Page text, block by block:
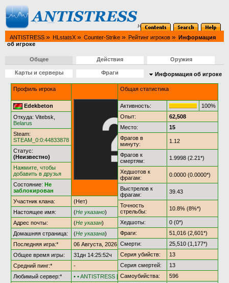
ANTISTRESS » HLstatsX » Counter-Strike » Рейтинг игроков » Информация
об игроке
Общее Действия Оружия
Карты и серверы Фраги Информация об игроке
Профиль игрока
Edekbeton
Откуда: Vitebsk,
Belarus
Steam:
STEAM_0:0:44833878
Статус:
(Неизвестно)
Нажмите, чтобы
добавить в друзья
Состояние: Не
заблокирован
Участник клана:
(Нет)
Настоящее имя:
(Не указано)
Адрес почты:
(Не указан)
Домашняя страница:
(Не указана)
Последняя игра:*
06 Августа, 2026 @ 20:52:21
Общее время игры:
31дн 14:25:52ч
Средний пинг:*
-
Любимый сервер:*
• • ANTISTRESS [†AS18†] • •
Общая статистика
Активность:
100%
Опыт:
62,508
Место:
15
Фрагов в
минуту:
1.12
Фрагов к
смертям:
1.9998 (2.21*)
Хедшотов к
фрагам:
0.0000 (0.0000*)
Выстрелов к
фрагам:
39.43
Точность
стрельбы:
10.8% (8%*)
Хедшоты:
0 (0*)
Фраги:
51,016 (2,601*)
Смерти:
25,510 (1,177*)
Серия убийств:
13
Серия смертей:
13
Самоубийства:
596